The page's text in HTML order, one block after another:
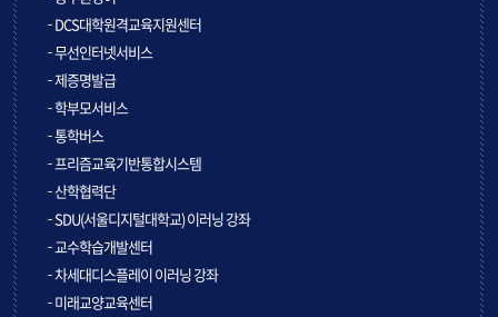
DCS대학원격교육지원센터
무선인터넷서비스
제증명발급
학부모서비스
통학버스
프리즘교육기반통합시스템
산학협력단
SDU(서울디지털대학교) 이러닝 강좌
교수학습개발센터
차세대디스플레이 이러닝 강좌
미래교양교육센터